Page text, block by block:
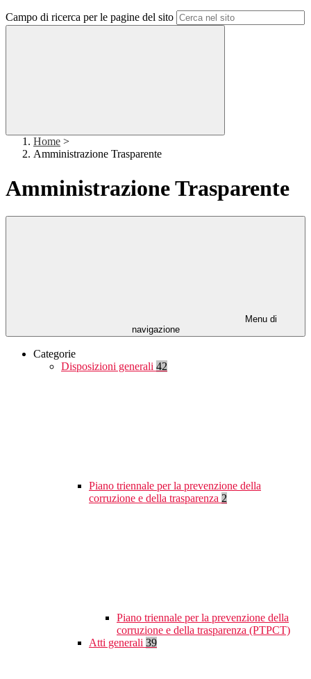
Campo di ricerca per le pagine del sito
Home >
Amministrazione Trasparente
Amministrazione Trasparente
Menu di
navigazione
Categorie
Disposizioni generali 42
Piano triennale per la prevenzione della
corruzione e della trasparenza 2
Piano triennale per la prevenzione della
corruzione e della trasparenza (PTPCT)
Atti generali 39